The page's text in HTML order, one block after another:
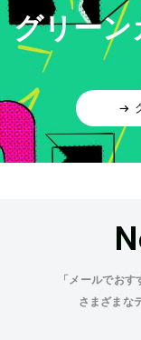
グリー
「メールでお
さまざまな